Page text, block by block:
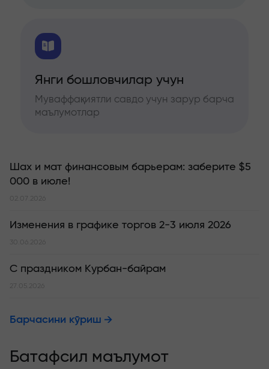
Янги бошловчилар учун
Муваффақиятли савдо учун зарур барча
маълумотлар
Шах и мат финансовым барьерам: заберите $5
000 в июле!
02.07.2026
Изменения в графике торгов 2-3 июля 2026
30.06.2026
С праздником Курбан-байрам
27.05.2026
Барчасини кўриш
Батафсил маълумот